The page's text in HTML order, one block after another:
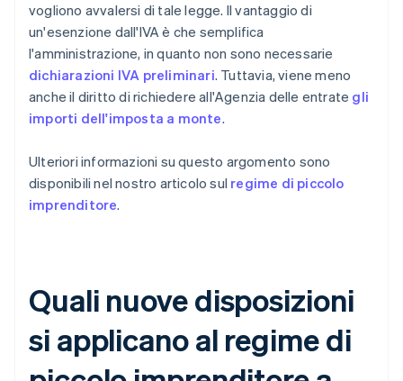
vogliono avvalersi di tale legge. Il vantaggio di
un'esenzione dall'IVA è che semplifica
l'amministrazione, in quanto non sono necessarie
dichiarazioni IVA preliminari. Tuttavia, viene meno
anche il diritto di richiedere all'Agenzia delle entrate gli
importi dell'imposta a monte.
Ulteriori informazioni su questo argomento sono
disponibili nel nostro articolo sul regime di piccolo
imprenditore.
Quali nuove disposizioni
si applicano al regime di